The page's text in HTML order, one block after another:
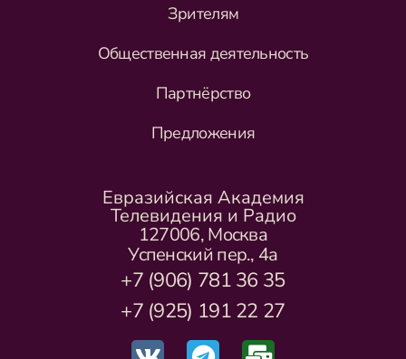
Зрителям
Общественная деятельность
Партнёрство
Предложения
Евразийская Академия
Телевидения и Радио
127006, Москва
Успенский пер., 4а
+7 (906) 781 36 35
+7 (925) 191 22 27